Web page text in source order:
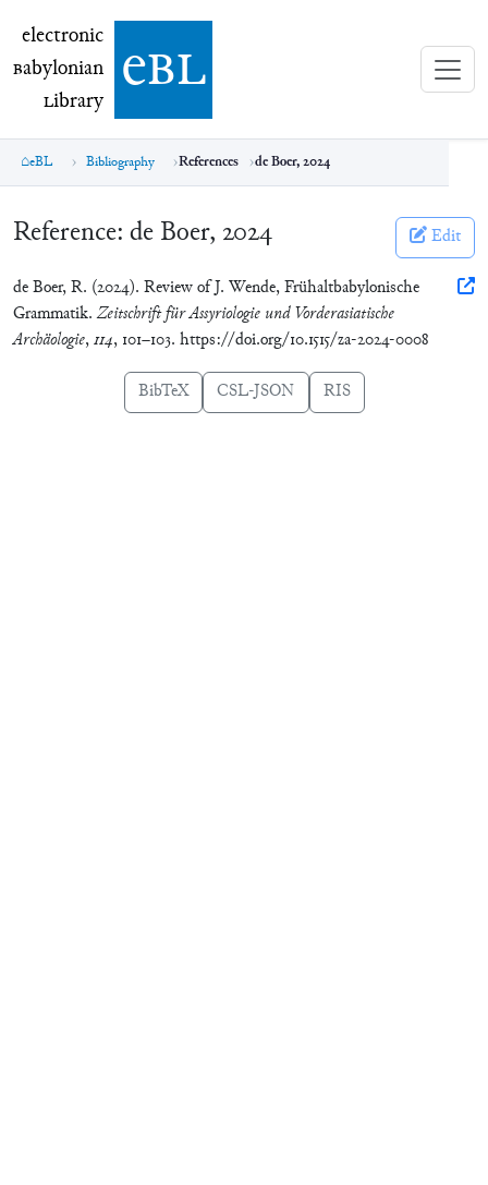
electronic Babylonian Library (eBL)
electronic
Babylonian
Library ebl
eBL Bibliography References de Boer, 2024
Reference: de Boer, 2024 Edit
de Boer, R. (2024). Review of J. Wende, Frühaltbabylonische
Grammatik.Zeitschrift für Assyriologie und Vorderasiatische
Archäologie,114, 101–103. https://doi.org/10.1515/za-2024-0008
BibTeX CSL-JSON RIS